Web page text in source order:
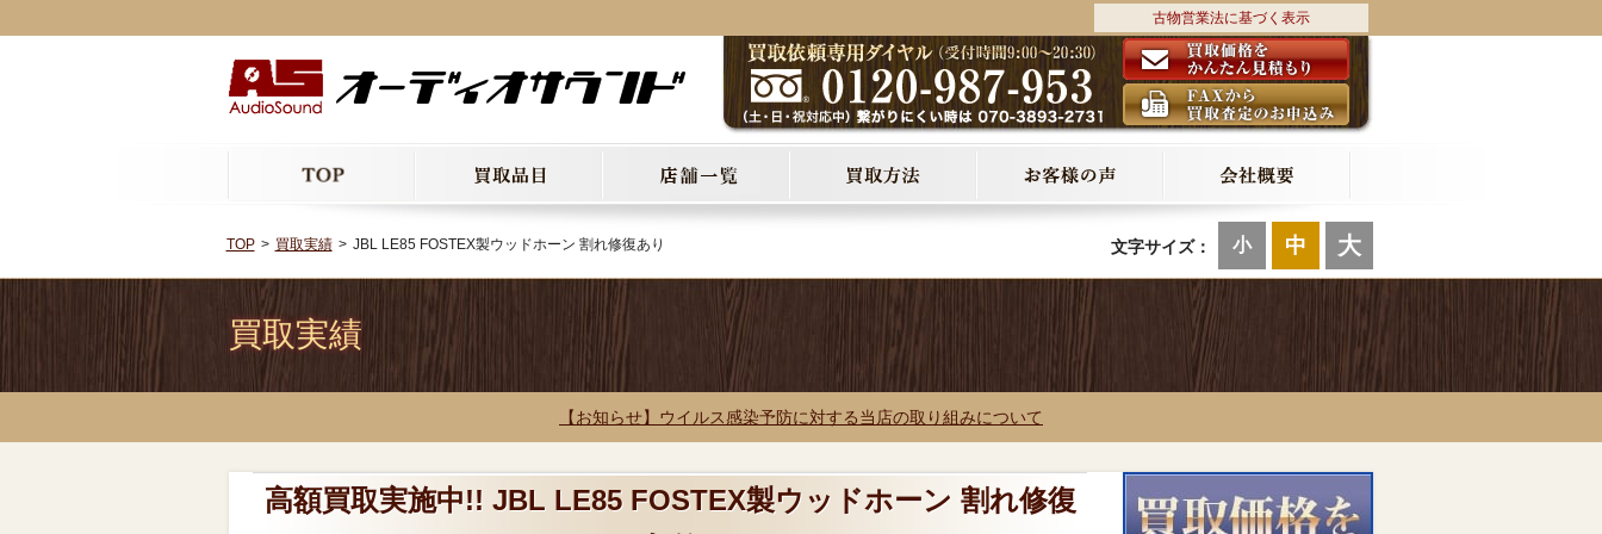
古物営業法に基づく表示
文字サイズ： 小 中 大
TOP 買取実績 JBL LE85 FOSTEX製ウッドホーン 割れ修復あり
買取実績
【お知らせ】ウイルス感染予防に対する当店の取り組みについて
高額買取実施中!! JBL LE85 FOSTEX製ウッドホーン 割れ修復